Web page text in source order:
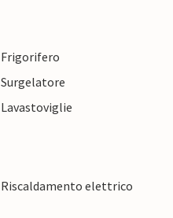
Frigorifero
Surgelatore
Lavastoviglie
Riscaldamento elettrico